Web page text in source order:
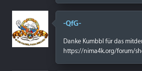
-QfG-
Danke Kumbbl für das
https://nima4k.org/forum/